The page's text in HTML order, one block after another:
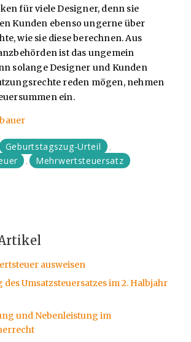
für viele Designer, denn sie
Kunden ebenso ungerne über
wie sie diese berechnen. Aus
ist das ungemein
solange Designer und Kunden
reden mögen, nehmen
ein.
Geburtstagszug-Urteil ,
, Mehrwertsteuersatz
ausweisen
Umsatzsteuersatzes im 2. Halbjahr
und Nebenleistung im